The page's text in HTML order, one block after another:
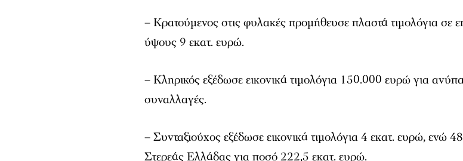
– Κρατούμενος στις φυλακές προμήθευσε πλαστά τιμολόγια σε
ύψους 9 εκατ. ευρώ.
– Κληρικός εξέδωσε εικονικά τιμολόγια 150.000 ευρώ για
συναλλαγές.
– Συνταξιούχος εξέδωσε εικονικά τιμολόγια 4 εκατ. ευρώ, ενώ
Στερεάς Ελλάδας για ποσό 222,5 εκατ. ευρώ.